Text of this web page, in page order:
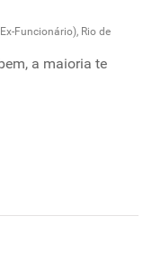
Funcionário), Rio de
a maioria te